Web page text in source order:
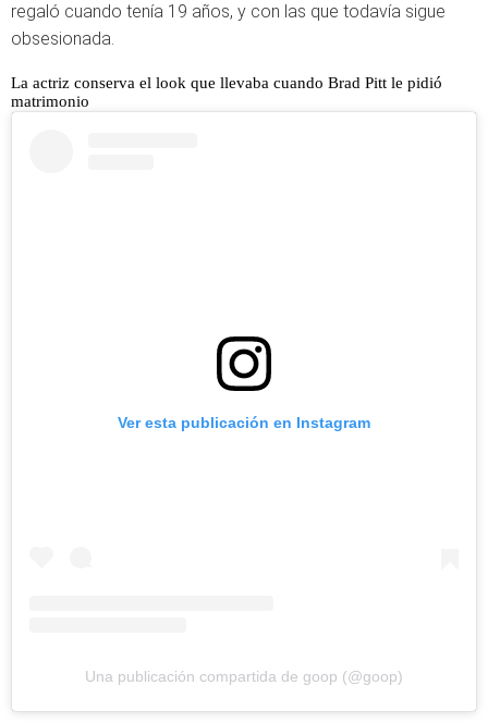
regaló cuando tenía 19 años, y con las que todavía sigue
obsesionada.
La actriz conserva el look que llevaba cuando Brad Pitt le pidió
matrimonio
Ver esta publicación en Instagram
Una publicación compartida de goop (@goop)